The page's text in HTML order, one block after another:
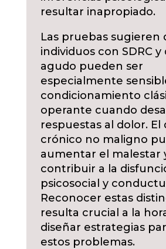
resultar inapropiado.
Las pruebas sugieren
individuos con SDRC
agudo pueden ser
especialmente
condicionamiento
operante cuando
respuestas al dolor. El
crónico no maligno
aumentar el malestar
contribuir a la
psicosocial y
Reconocer estas
resulta crucial a la
diseñar estrategias
estos problemas.